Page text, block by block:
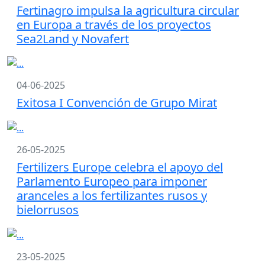
Fertinagro impulsa la agricultura circular
en Europa a través de los proyectos
Sea2Land y Novafert
04-06-2025
Exitosa I Convención de Grupo Mirat
26-05-2025
Fertilizers Europe celebra el apoyo del
Parlamento Europeo para imponer
aranceles a los fertilizantes rusos y
bielorrusos
23-05-2025